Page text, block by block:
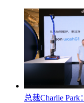
总裁Charlie